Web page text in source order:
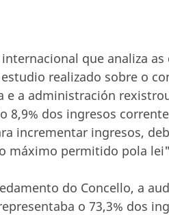
que analiza
realizado sobre o
e a administración
8,9% dos ingresos
incrementar ingresos,
máximo permitido pola
do Concello, a
o 73,3% dos